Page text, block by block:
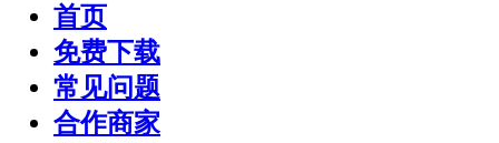
首页
免费下载
常见问题
合作商家